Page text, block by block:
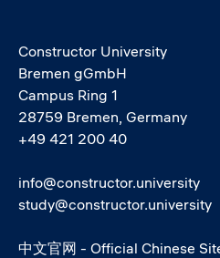
Constructor University
Bremen gGmbH
Campus Ring 1
28759 Bremen, Germany
+49 421 200 40
info@constructor.university
study@constructor.university
中文官网 - Official Chinese